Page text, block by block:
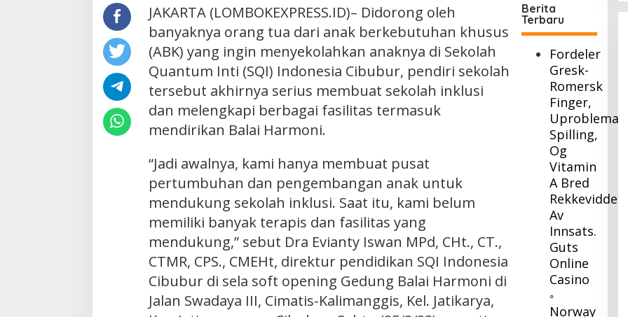
JAKARTA (LOMBOKEXPRESS.ID)– Didorong oleh
banyaknya orang tua dari anak berkebutuhan khusus
(ABK) yang ingin menyekolahkan anaknya di Sekolah
Quantum Inti (SQI) Indonesia Cibubur, pendiri sekolah
tersebut akhirnya serius membuat sekolah inklusi
dan melengkapi berbagai fasilitas termasuk
mendirikan Balai Harmoni.
“Jadi awalnya, kami hanya membuat pusat
pertumbuhan dan pengembangan anak untuk
mendukung sekolah inklusi. Saat itu, kami belum
memiliki banyak terapis dan fasilitas yang
mendukung,” sebut Dra Evianty Iswan MPd, CHt., CT.,
CTMR, CPS., CMEHt, direktur pendidikan SQI Indonesia
Cibubur di sela soft opening Gedung Balai Harmoni di
Jalan Swadaya III, Cimatis-Kalimanggis, Kel. Jatikarya,
Berita
Terbaru
Fordeler
Gresk-
Romersk
Finger,
Spilling,
Og
Vitamin
A Bred
Rekkevidde
Av
Innsats.
Guts
Online
Casino
◦
Norway